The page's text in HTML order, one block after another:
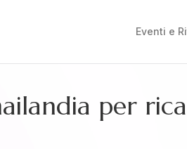
Eventi e
per